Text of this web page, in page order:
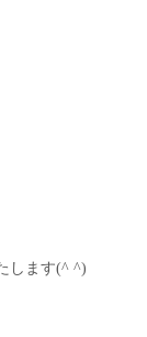
します(^ ^)